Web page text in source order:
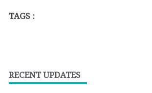
TAGS :
RECENT UPDATES